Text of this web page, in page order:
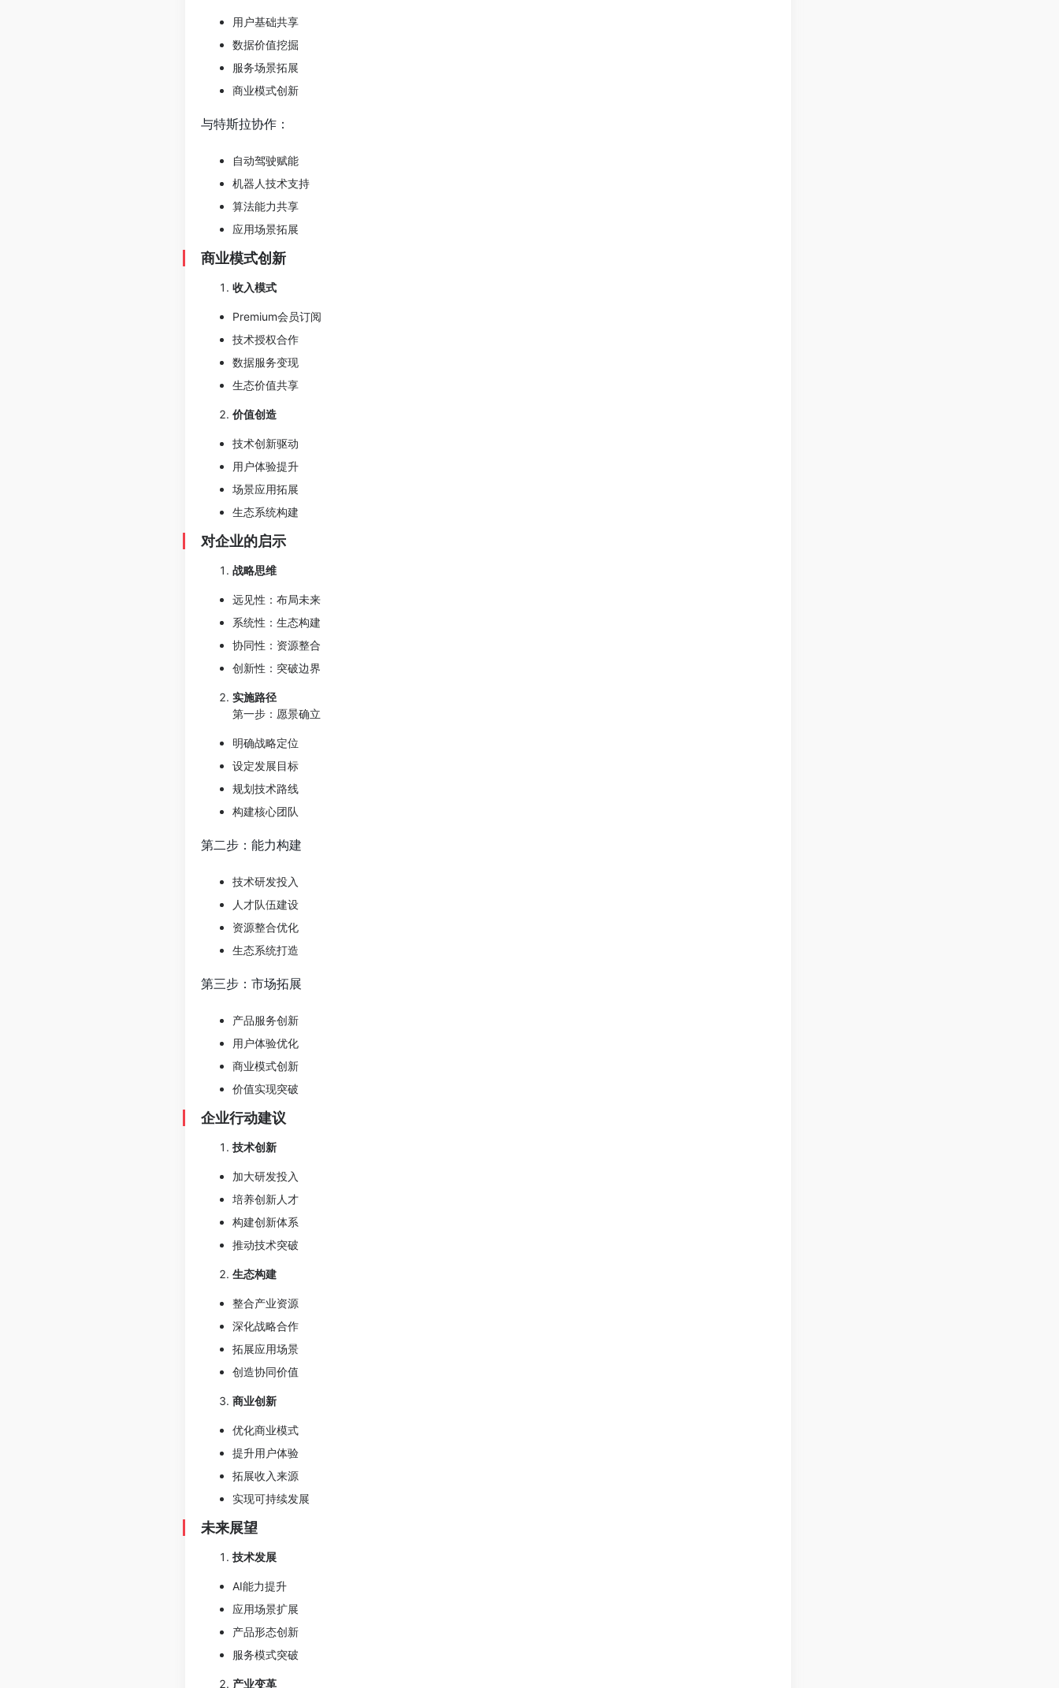
用户基础共享
数据价值挖掘
服务场景拓展
商业模式创新
与特斯拉协作：
自动驾驶赋能
机器人技术支持
算法能力共享
应用场景拓展
商业模式创新
收入模式
Premium会员订阅
技术授权合作
数据服务变现
生态价值共享
价值创造
技术创新驱动
用户体验提升
场景应用拓展
生态系统构建
对企业的启示
战略思维
远见性：布局未来
系统性：生态构建
协同性：资源整合
创新性：突破边界
实施路径
第一步：愿景确立
明确战略定位
设定发展目标
规划技术路线
构建核心团队
第二步：能力构建
技术研发投入
人才队伍建设
资源整合优化
生态系统打造
第三步：市场拓展
产品服务创新
用户体验优化
商业模式创新
价值实现突破
企业行动建议
技术创新
加大研发投入
培养创新人才
构建创新体系
推动技术突破
生态构建
整合产业资源
深化战略合作
拓展应用场景
创造协同价值
商业创新
优化商业模式
提升用户体验
拓展收入来源
实现可持续发展
未来展望
技术发展
AI能力提升
应用场景扩展
产品形态创新
服务模式突破
产业变革